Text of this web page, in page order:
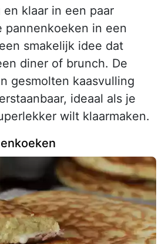
klaar in een paar
pannenkoeken in een
smakelijk idee dat
diner of brunch. De
gesmolten kaasvulling
ideaal als je
wilt klaarmaken.